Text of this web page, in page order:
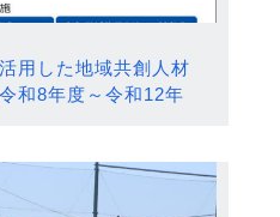
用した地域共創人材
和8年度～令和12年